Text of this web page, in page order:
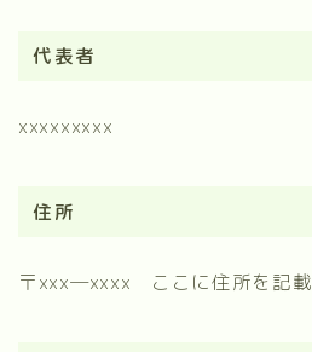
代表者
xxxxxxxxx
住所
〒xxx―xxxx ここに住所を記載